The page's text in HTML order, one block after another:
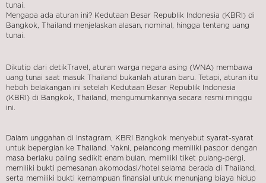
tunai.
Mengapa ada aturan ini? Kedutaan Besar Republik Indonesia (KBRI) di
Bangkok, Thailand menjelaskan alasan, nominal, hingga tentang uang
tunai.
Dikutip dari detikTravel, aturan warga negara asing (WNA) membawa
uang tunai saat masuk Thailand bukanlah aturan baru. Tetapi, aturan itu
heboh belakangan ini setelah Kedutaan Besar Republik Indonesia
(KBRI) di Bangkok, Thailand, mengumumkannya secara resmi minggu
ini.
Dalam unggahan di Instagram, KBRI Bangkok menyebut syarat-syarat
untuk bepergian ke Thailand. Yakni, pelancong memiliki paspor dengan
masa berlaku paling sedikit enam bulan, memiliki tiket pulang-pergi,
memiliki bukti pemesanan akomodasi/hotel selama berada di Thailand,
serta memiliki bukti kemampuan finansial untuk menunjang biaya hidup